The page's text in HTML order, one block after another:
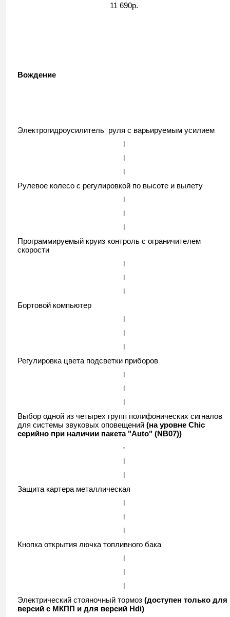
11 690р.
Вождение
Электрогидроусилитель руля с варьируемым усилием
l
l
l
Рулевое колесо с регулировкой по высоте и вылету
l
l
l
Программируемый круиз контроль с ограничителем
скорости
l
l
l
Бортовой компьютер
l
l
l
Регулировка цвета подсветки приборов
l
l
l
Выбор одной из четырех групп полифонических сигналов
для системы звуковых оповещений (на уровне Chic
серийно при наличии пакета "Auto" (NB07))
-
l
l
Защита картера металлическая
l
l
l
Кнопка открытия лючка топливного бака
l
l
l
Электрический стояночный тормоз (доступен только для
версий с МКПП и для версий Hdi)